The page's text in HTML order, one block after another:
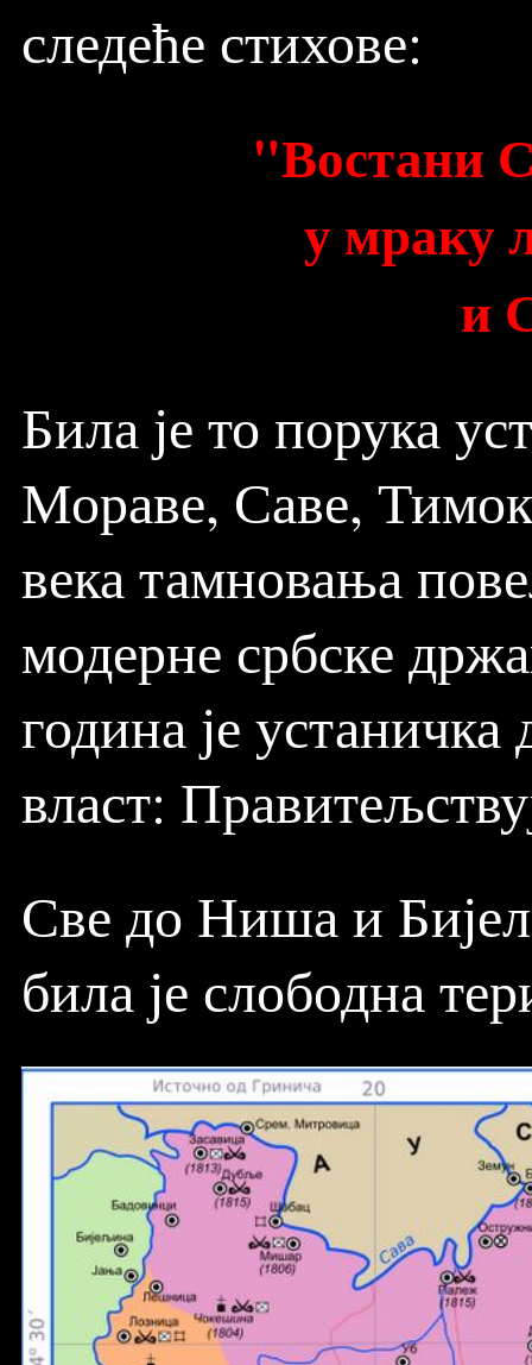
следеће стихове:
"Востани
у мраку
и
Била је то порука
Мораве, Саве,
века тамновања
модерне србске
година је
власт:
Све до Ниша и
била је слободна